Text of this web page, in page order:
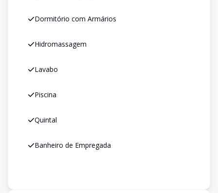
Dormitório com Armários
Hidromassagem
Lavabo
Piscina
Quintal
Banheiro de Empregada